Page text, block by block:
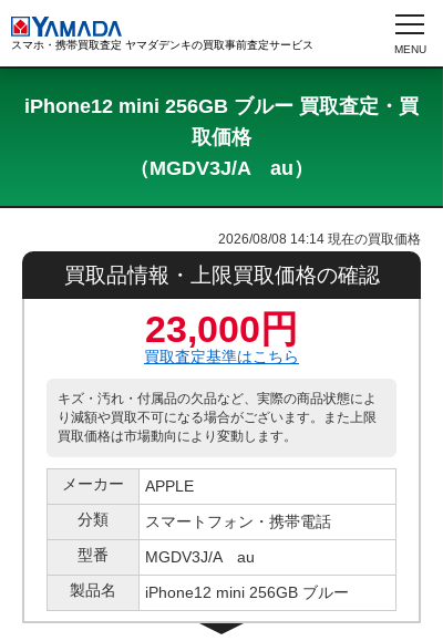
スマホ・携帯買取査定 ヤマダデンキの買取事前査定サービス
iPhone12 mini 256GB ブルー 買取査定・買
取価格
（MGDV3J/A au）
2026/08/08 14:14 現在の買取価格
買取品情報・上限買取価格の確認
23,000円
買取査定基準はこちら
キズ・汚れ・付属品の欠品など、実際の商品状態によ
り減額や買取不可になる場合がございます。また上限
買取価格は市場動向により変動します。
メーカー
APPLE
分類
スマートフォン・携帯電話
型番
MGDV3J/A au
製品名
iPhone12 mini 256GB ブルー